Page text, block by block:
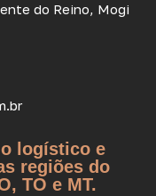
do Reino, Mogi
logístico e
regiões do
TO e MT.